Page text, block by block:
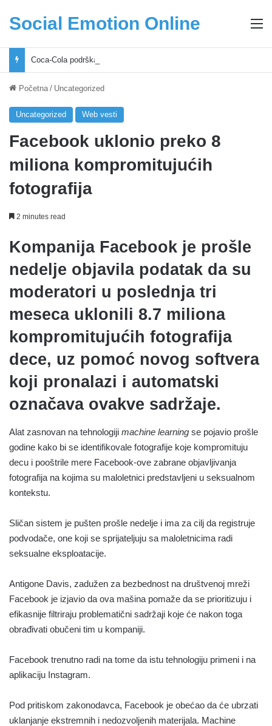
Social Emotion Online
Početna / Uncategorized
Uncategorized Web vesti
Facebook uklonio preko 8
miliona kompromitujućih
fotografija
2 minutes read
Kompanija Facebook je prošle
nedelje objavila podatak da su
moderatori u poslednja tri
meseca uklonili 8.7 miliona
kompromitujućih fotografija
dece, uz pomoć novog softvera
koji pronalazi i automatski
označava ovakve sadržaje.
Alat zasnovan na tehnologiji machine learning se pojavio prošle
godine kako bi se identifikovale fotografije koje kompromituju
decu i pooštrile mere Facebook-ove zabrane objavljivanja
fotografija na kojima su maloletnici predstavljeni u seksualnom
kontekstu.
Sličan sistem je pušten prošle nedelje i ima za cilj da registruje
podvodače, one koji se sprijateljuju sa maloletnicima radi
seksualne eksploatacije.
Antigone Davis, zadužen za bezbednost na društvenoj mreži
Facebook je izjavio da ova mašina pomaže da se prioritizuju i
efikasnije filtriraju problematični sadržaji koje će nakon toga
obrađivati obučeni tim u kompaniji.
Facebook trenutno radi na tome da istu tehnologiju primeni i na
aplikaciju Instagram.
Pod pritiskom zakonodavca, Facebook je obećao da će ubrzati
uklanjanje ekstremnih i nedozvoljenih materijala. Machine